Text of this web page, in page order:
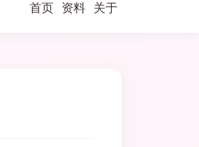
首页 资料 关于